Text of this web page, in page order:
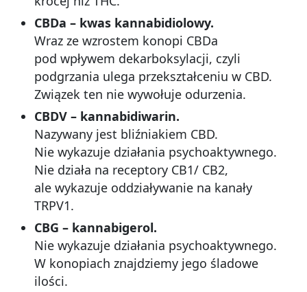
CBDa – kwas kannabidiolowy.
Wraz ze wzrostem konopi CBDa
pod wpływem dekarboksylacji, czyli
podgrzania ulega przekształceniu w CBD.
Związek ten nie wywołuje odurzenia.
CBDV – kannabidiwarin.
Nazywany jest bliźniakiem CBD.
Nie wykazuje działania psychoaktywnego.
Nie działa na receptory CB1/ CB2,
ale wykazuje oddziaływanie na kanały
TRPV1.
CBG – kannabigerol.
Nie wykazuje działania psychoaktywnego.
W konopiach znajdziemy jego śladowe
ilości.